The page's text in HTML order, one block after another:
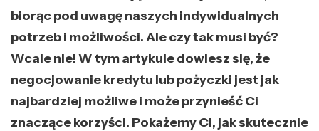
biorąc pod uwagę naszych indywidualnych
potrzeb i możliwości. Ale czy tak musi być?
Wcale nie! W tym artykule dowiesz się, że
negocjowanie kredytu lub pożyczki jest jak
najbardziej możliwe i może przynieść Ci
znaczące korzyści. Pokażemy Ci, jak skutecznie